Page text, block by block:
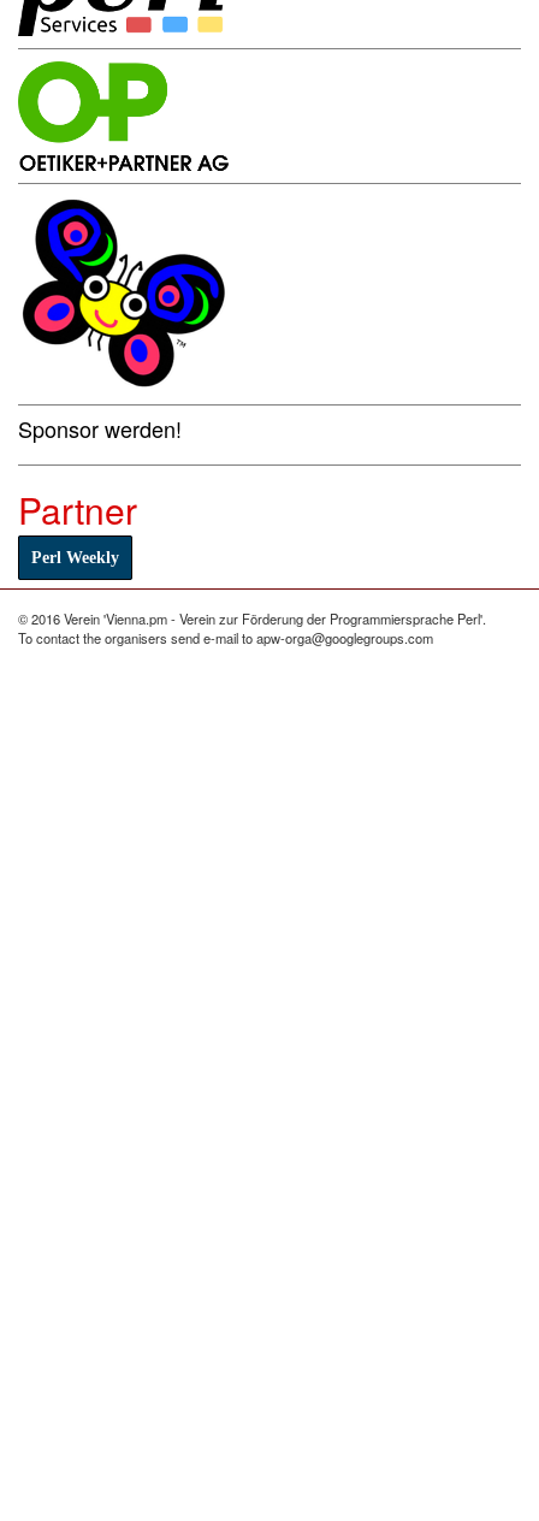
Sponsor werden!
Partner
Perl Weekly
© 2016 Verein 'Vienna.pm - Verein zur Förderung der Programmiersprache Perl'.
To contact the organisers send e-mail to apw-orga@googlegroups.com